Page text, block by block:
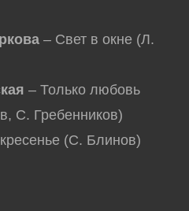
– Свет в окне (Л.
– Только любовь
С. Гребенников)
(С. Блинов)